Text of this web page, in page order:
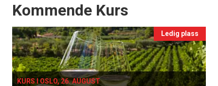
Events
Kommende Kurs
Ledig plass
KURS I OSLO, 26. AUGUST